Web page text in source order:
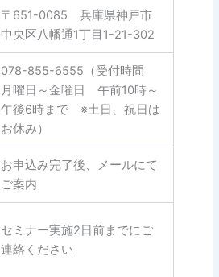
〒651-0085 兵庫県神戸市
中央区八幡通1丁目1-21-302
078-855-6555（受付時間
月曜日～金曜日 午前10時～
午後6時まで ※土日、祝日は
お休み）
お申込み完了後、メールにて
ご案内
セミナー実施2日前までにご
連絡ください